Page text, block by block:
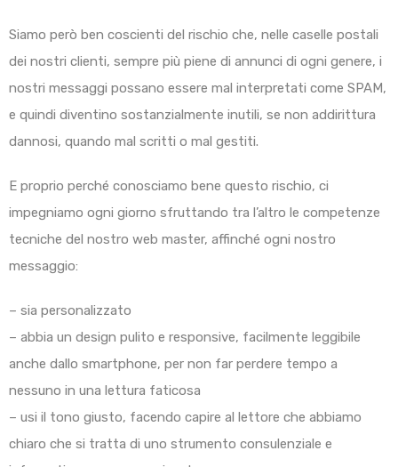
Siamo però ben coscienti del rischio che, nelle caselle postali
dei nostri clienti, sempre più piene di annunci di ogni genere, i
nostri messaggi possano essere mal interpretati come SPAM,
e quindi diventino sostanzialmente inutili, se non addirittura
dannosi, quando mal scritti o mal gestiti.
E proprio perché conosciamo bene questo rischio, ci
impegniamo ogni giorno sfruttando tra l’altro le competenze
tecniche del nostro web master, affinché ogni nostro
messaggio:
– sia personalizzato
– abbia un design pulito e responsive, facilmente leggibile
anche dallo smartphone, per non far perdere tempo a
nessuno in una lettura faticosa
– usi il tono giusto, facendo capire al lettore che abbiamo
chiaro che si tratta di uno strumento consulenziale e